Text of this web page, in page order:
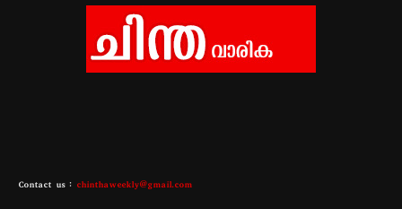
Contact us : chinthaweekly@gmail.com